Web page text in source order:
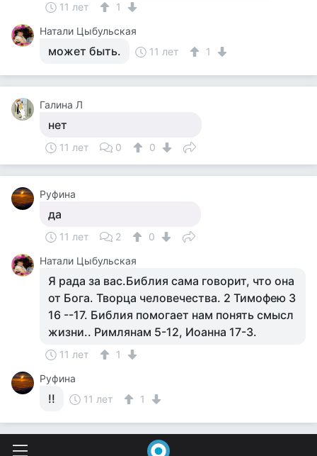
11 лет
1
Натали Цыбульская
может быть. 11 лет 1
Галина Л
нет
11 лет 0 0
Руфина
да
11 лет 2
0
Натали Цыбульская
Я рада за вас.Библия сама говорит, что она
от Бога. Творца человечества. 2 Тимофею 3
16 --17. Библия помогает нам понять смысл
жизни.. Римлянам 5-12, Иоанна 17-3.
11 лет
1
Руфина
!! 11 лет 1